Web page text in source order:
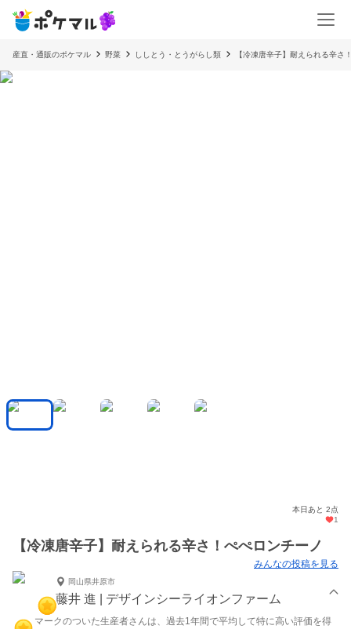
産直・通販のポケマル 野菜 ししとう・とうがらし類 【冷凍唐辛子】耐えられる辛さ
本日あと 2点
1
【冷凍唐辛子】耐えられる辛さ！ぺぺロンチーノ
みんなの投稿を見る
岡山県井原市
藤井 進 | デザインシーライオンファーム
マークのついた生産者さんは、過去1年間で平均して特に高い評価を得